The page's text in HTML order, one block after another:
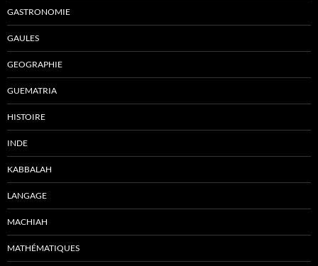
GASTRONOMIE
GAULES
GEOGRAPHIE
GUEMATRIA
HISTOIRE
INDE
KABBALAH
LANGAGE
MACHIAH
MATHÉMATIQUES